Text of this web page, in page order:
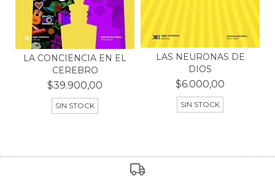
LA CONCIENCIA EN EL
CEREBRO
$39.900,00
SIN STOCK
LAS NEURONAS DE
DIOS
$6.000,00
SIN STOCK